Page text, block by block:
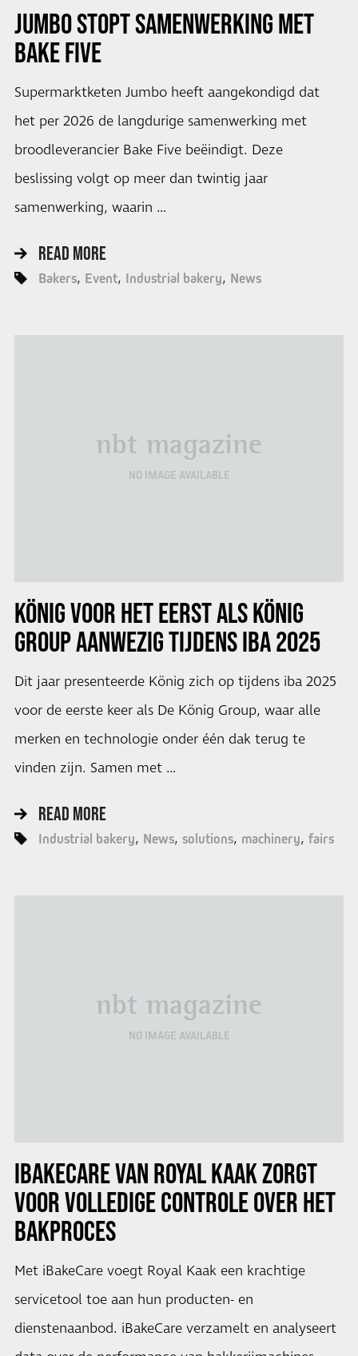
JUMBO STOPT SAMENWERKING MET
BAKE FIVE
Supermarktketen Jumbo heeft aangekondigd dat
het per 2026 de langdurige samenwerking met
broodleverancier Bake Five beëindigt. Deze
beslissing volgt op meer dan twintig jaar
samenwerking, waarin …
READ MORE
Bakers Event Industrial bakery News
nbt magazine
NO IMAGE AVAILABLE
KÖNIG VOOR HET EERST ALS KÖNIG
GROUP AANWEZIG TIJDENS IBA 2025
Dit jaar presenteerde König zich op tijdens iba 2025
voor de eerste keer als De König Group, waar alle
merken en technologie onder één dak terug te
vinden zijn. Samen met …
READ MORE
Industrial bakery News solutions machinery fairs
nbt magazine
NO IMAGE AVAILABLE
IBAKECARE VAN ROYAL KAAK ZORGT
VOOR VOLLEDIGE CONTROLE OVER HET
BAKPROCES
Met iBakeCare voegt Royal Kaak een krachtige
servicetool toe aan hun producten- en
dienstenaanbod. iBakeCare verzamelt en analyseert